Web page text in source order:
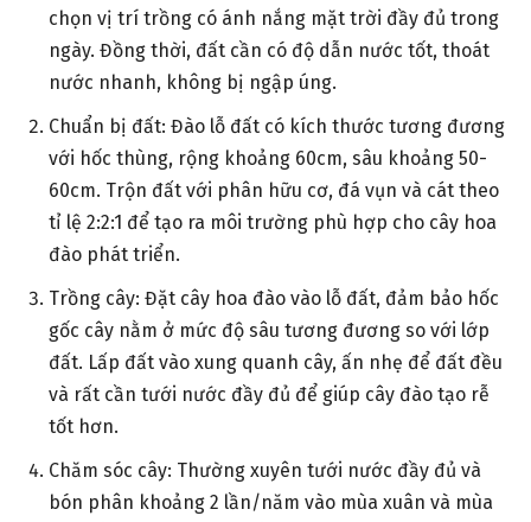
chọn vị trí trồng có ánh nắng mặt trời đầy đủ trong
ngày. Đồng thời, đất cần có độ dẫn nước tốt, thoát
nước nhanh, không bị ngập úng.
Chuẩn bị đất: Đào lỗ đất có kích thước tương đương
với hốc thùng, rộng khoảng 60cm, sâu khoảng 50-
60cm. Trộn đất với phân hữu cơ, đá vụn và cát theo
tỉ lệ 2:2:1 để tạo ra môi trường phù hợp cho cây hoa
đào phát triển.
Trồng cây: Đặt cây hoa đào vào lỗ đất, đảm bảo hốc
gốc cây nằm ở mức độ sâu tương đương so với lớp
đất. Lấp đất vào xung quanh cây, ấn nhẹ để đất đều
và rất cần tưới nước đầy đủ để giúp cây đào tạo rễ
tốt hơn.
Chăm sóc cây: Thường xuyên tưới nước đầy đủ và
bón phân khoảng 2 lần/năm vào mùa xuân và mùa